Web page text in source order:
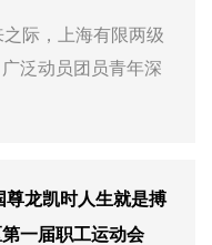
际，上海有限两级
泛动员团员青年深
形式多样、内容丰
就是搏
一届职工运动会​